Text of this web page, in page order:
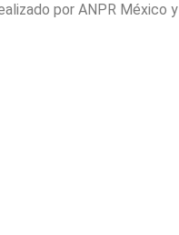
por ANPR México